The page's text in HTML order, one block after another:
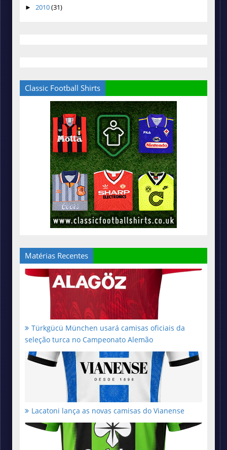
► 2010(31)
Classic Football Shirts
Matérias Recentes
Türkgücü München usará camisas oficiais da
seleção turca no Campeonato Alemão
Lacatoni lança as novas camisas do Vianense